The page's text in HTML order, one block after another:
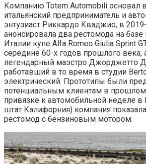
Компанию Totem Automobili основал
итальянский предприниматель и
энтузиаст Риккардо Кваджио, в
анонсировала два рестомода на базе
Италии купе Alfa Romeo Giulia Sprint
середине 60-х годов прошлого века,
легендарный маэстро Джорджетто
работавший в то время в студии
электрический. Прототипы были
потенциальным клиентам в прошлом
привязке к автомобильной неделе
штат Калифорния) компания
рестомод с бензиновым мотором.